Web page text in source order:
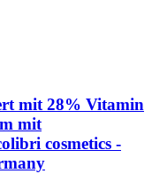
mit 28% Vitamin
mit
cosmetics -